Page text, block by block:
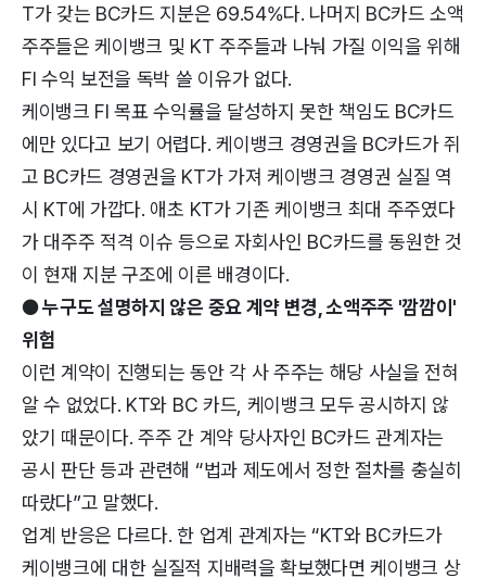
T가 갖는 BC카드 지분은 69.54%다. 나머지 BC카드 소액
주주들은 케이뱅크 및 KT 주주들과 나눠 가질 이익을 위해
FI 수익 보전을 독박 쓸 이유가 없다.
케이뱅크 FI 목표 수익률을 달성하지 못한 책임도 BC카드
에만 있다고 보기 어렵다. 케이뱅크 경영권을 BC카드가 쥐
고 BC카드 경영권을 KT가 가져 케이뱅크 경영권 실질 역
시 KT에 가깝다. 애초 KT가 기존 케이뱅크 최대 주주였다
가 대주주 적격 이슈 등으로 자회사인 BC카드를 동원한 것
이 현재 지분 구조에 이른 배경이다.
● 누구도 설명하지 않은 중요 계약 변경, 소액주주 '깜깜이'
위험
이런 계약이 진행되는 동안 각 사 주주는 해당 사실을 전혀
알 수 없었다. KT와 BC 카드, 케이뱅크 모두 공시하지 않
았기 때문이다. 주주 간 계약 당사자인 BC카드 관계자는
공시 판단 등과 관련해 “법과 제도에서 정한 절차를 충실히
따랐다”고 말했다.
업계 반응은 다르다. 한 업계 관계자는 “KT와 BC카드가
케이뱅크에 대한 실질적 지배력을 확보했다면 케이뱅크 상